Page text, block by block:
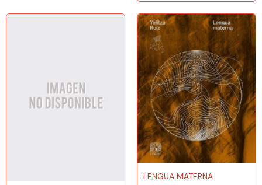
LENGUA MATERNA